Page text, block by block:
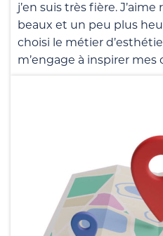
j’en suis très fière.
beaux et un peu plus
choisi le métier
m’engage à inspirer mes